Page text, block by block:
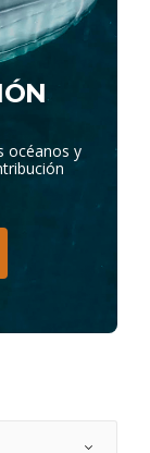
océanos y